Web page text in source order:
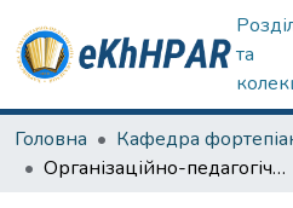
та
Головна Кафедра
Організаційно-педагогічні умови формування виконавських навичок на засадах жанрового підходу в учнів дитячих музичних шкіл